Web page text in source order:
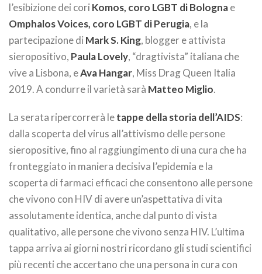
l’esibizione dei cori Komos, coro LGBT di Bolognae
Omphalos Voices, coro LGBT di Perugia, e la
partecipazione di Mark S. King, blogger e attivista
sieropositivo, Paula Lovely, “dragtivista” italiana che
vive a Lisbona, eAva Hangar, Miss Drag Queen Italia
2019. A condurre il varietà sarà Matteo Miglio.
La serata ripercorrerà letappe della storia dell’AIDS:
dalla scoperta del virus all’attivismo delle persone
sieropositive, fino al raggiungimento di una cura che ha
fronteggiato in maniera decisiva l’epidemia e la
scoperta di farmaci efficaci che consentono alle persone
che vivono con HIV di avere un’aspettativa di vita
assolutamente identica, anche dal punto di vista
qualitativo, alle persone che vivono senza HIV. L’ultima
tappa arriva ai giorni nostri ricordano gli studi scientifici
più recenti che accertano che una persona in cura con